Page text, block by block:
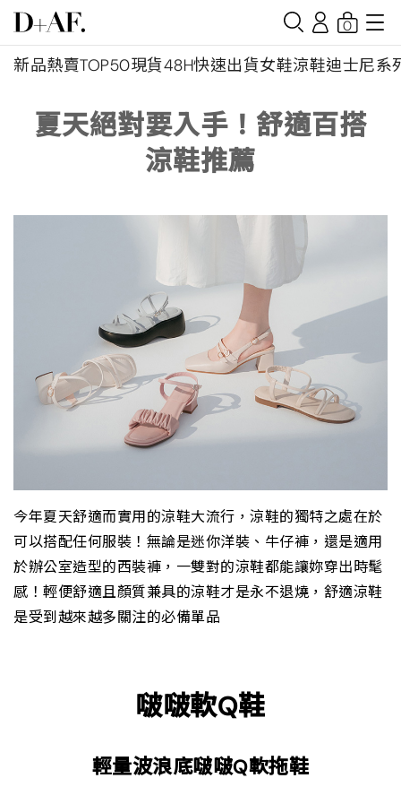
新品熱賣TOP50現貨48H快速出貨女鞋涼鞋迪士尼系
0
夏天絕對要入手！舒適百搭
涼鞋推薦
今年夏天舒適而實用的涼鞋大流行，涼鞋的獨特之處在於
可以搭配任何服裝！無論是迷你洋裝、牛仔褲，還是適用
於辦公室造型的西裝褲，一雙對的涼鞋都能讓妳穿出時髦
感！輕便舒適且顏質兼具的涼鞋才是永不退燒，舒適涼鞋
是受到越來越多關注的必備單品
啵啵軟Q鞋
輕量波浪底啵啵Q軟拖鞋